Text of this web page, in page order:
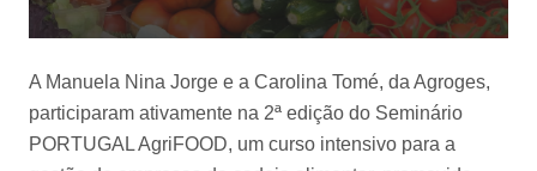
A Manuela Nina Jorge e a Carolina Tomé, da Agroges,
participaram ativamente na 2ª edição do Seminário
PORTUGAL AgriFOOD, um curso intensivo para a